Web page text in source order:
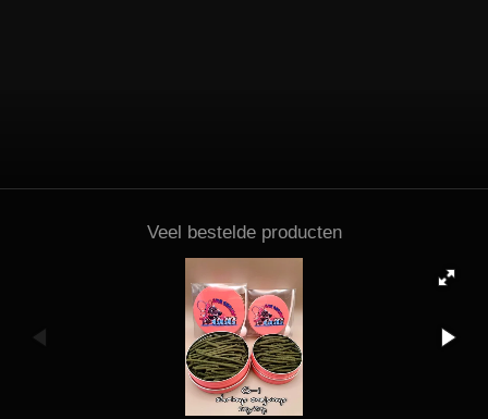
Veel bestelde producten